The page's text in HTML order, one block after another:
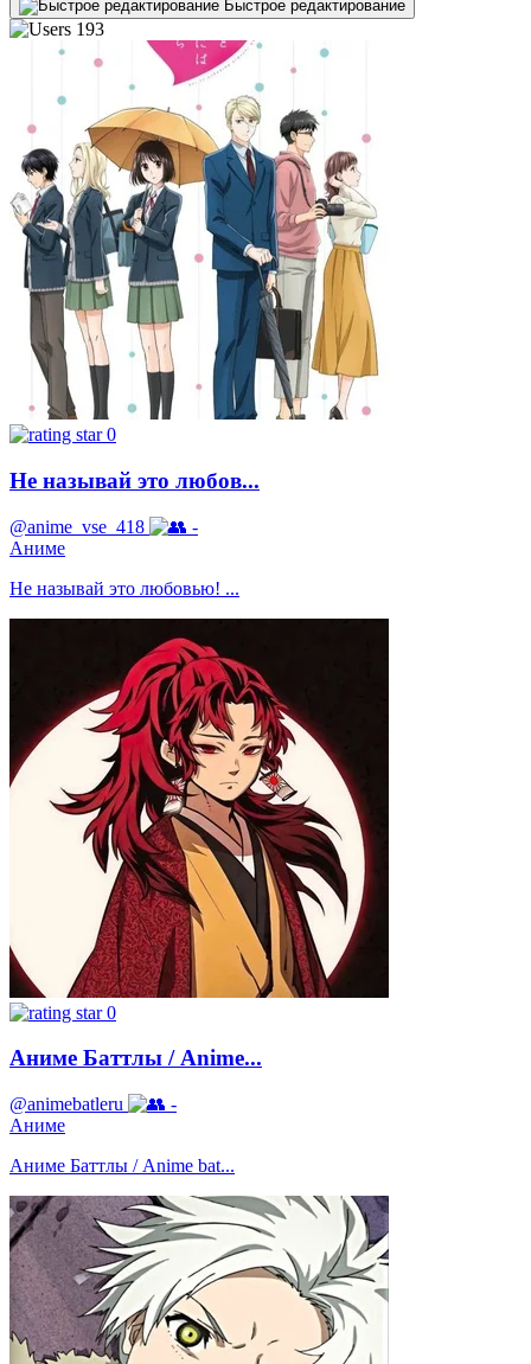
Быстрое редактирование
193
0
Не называй это любов...
@anime_vse_418
-
Аниме
Не называй это любовью! ...
0
Аниме Баттлы / Anime...
@animebatleru
-
Аниме
Аниме Баттлы / Anime bat...